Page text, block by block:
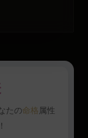
たの命格属性